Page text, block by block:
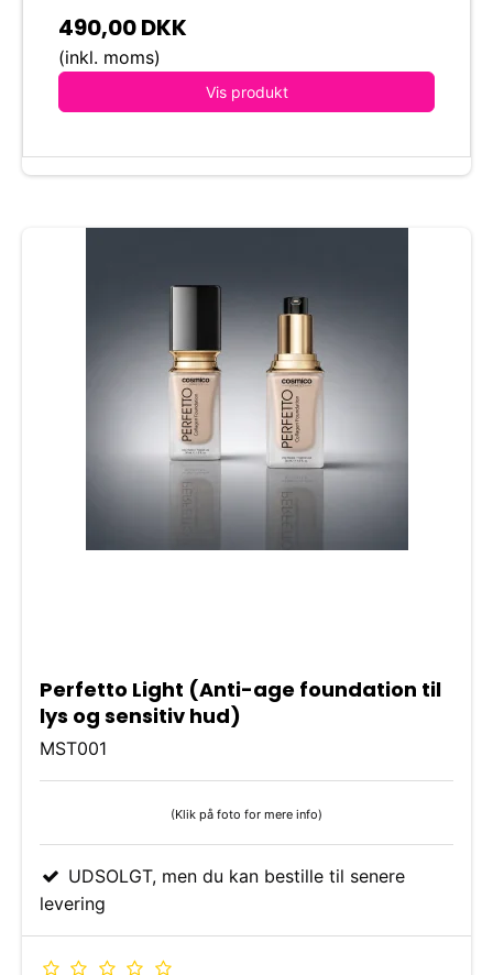
490,00 DKK
(inkl. moms)
Vis produkt
Perfetto Light (Anti-age foundation til
lys og sensitiv hud)
MST001
(Klik på foto for mere info)
UDSOLGT, men du kan bestille til senere
levering